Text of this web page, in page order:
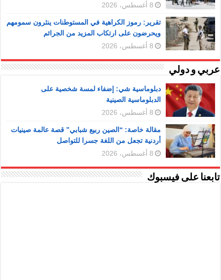
8 أغسطس، 2026
تقرير: رموز الكراهية في المستوطنات ينثرون سمومهم
ويحرضون على ارتكاب المزيد من الجرائم
8 أغسطس، 2026
عربي و دولي
دبلوماسية شي: إضفاء لمسة شخصية على
الدبلوماسية الصينية
8 أغسطس، 2026
مقالة خاصة: “الصين ربيع شبابي” قصة عالمة صينيات
أردنية تجعل من اللغة جسرا للتواصل
8 أغسطس، 2026
تابعنا على فيسبوك